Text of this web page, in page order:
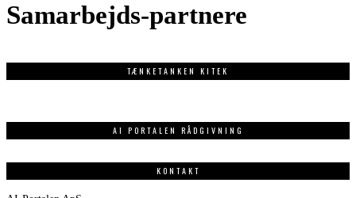
Samarbejds-partnere
TÆNKETANKEN KITEK
AI PORTALEN RÅDGIVNING
KONTAKT